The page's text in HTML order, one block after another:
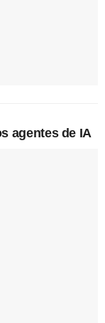
agentes de IA